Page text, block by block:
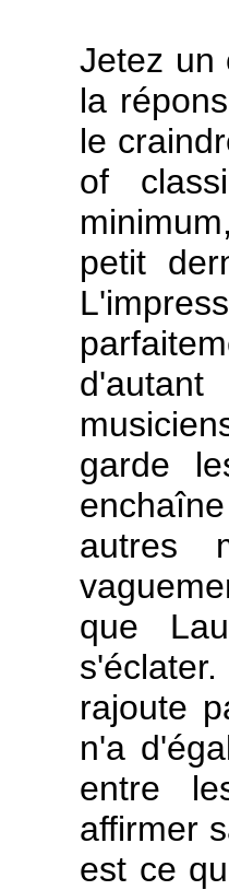
Jetez un
la
le
of
petit
garde
autres
que
rajoute
n'a
entre
affirmer
est ce